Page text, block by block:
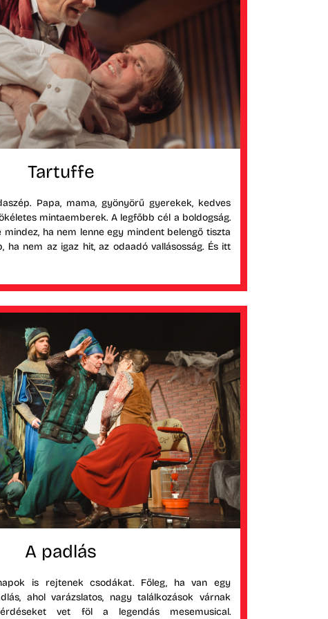
Tartuffe
Papa, mama, gyönyörű gyerekek, kedves
mintaemberek. A legfőbb cél a boldogság.
ha nem lenne egy mindent belengő tiszta
ha nem az igaz hit, az odaadó vallásosság. És itt
A padlás
is rejtenek csodákat. Főleg, ha van egy
ahol varázslatos, nagy találkozások várnak
vet föl a legendás mesemusical.